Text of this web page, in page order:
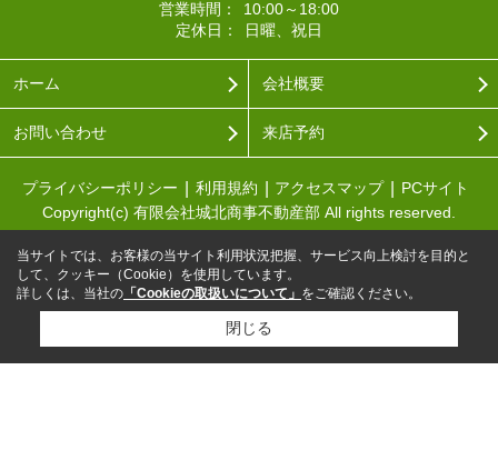
営業時間：
10:00～18:00
定休日：
日曜、祝日
ホーム 会社概要
お問い合わせ 来店予約
プライバシーポリシー 利用規約 アクセスマップ
PCサイト
Copyright(c) 有限会社城北商事不動産部 All rights reserved.
当サイトでは、お客様の当サイト利用状況把握、サービス向上検討を目的と
して、クッキー（Cookie）を使用しています。
詳しくは、当社の 「Cookieの取扱いについて」 をご確認ください。
閉じる